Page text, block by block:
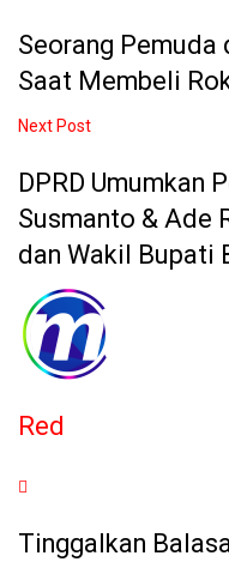
Seorang
Saat Membeli
Next Post
DPRD Umumkan
Susmanto & Ade
dan Wakil Bupati
Red
Tinggalkan